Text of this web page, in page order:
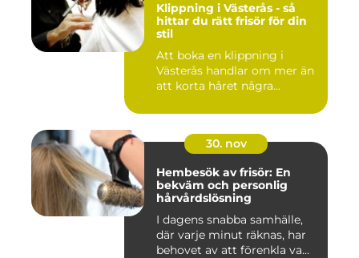
Klippning i Västerås - så
hittar du rätt frisör för din
stil
Att boka en klippning i
Västerås handlar om mer än
att korta håret några...
30. nov
Hembesök av frisör: En
bekväm och personlig
hårvårdslösning
I dagens snabba samhälle,
där varje minut räknas, har
behovet av att förenkla va...